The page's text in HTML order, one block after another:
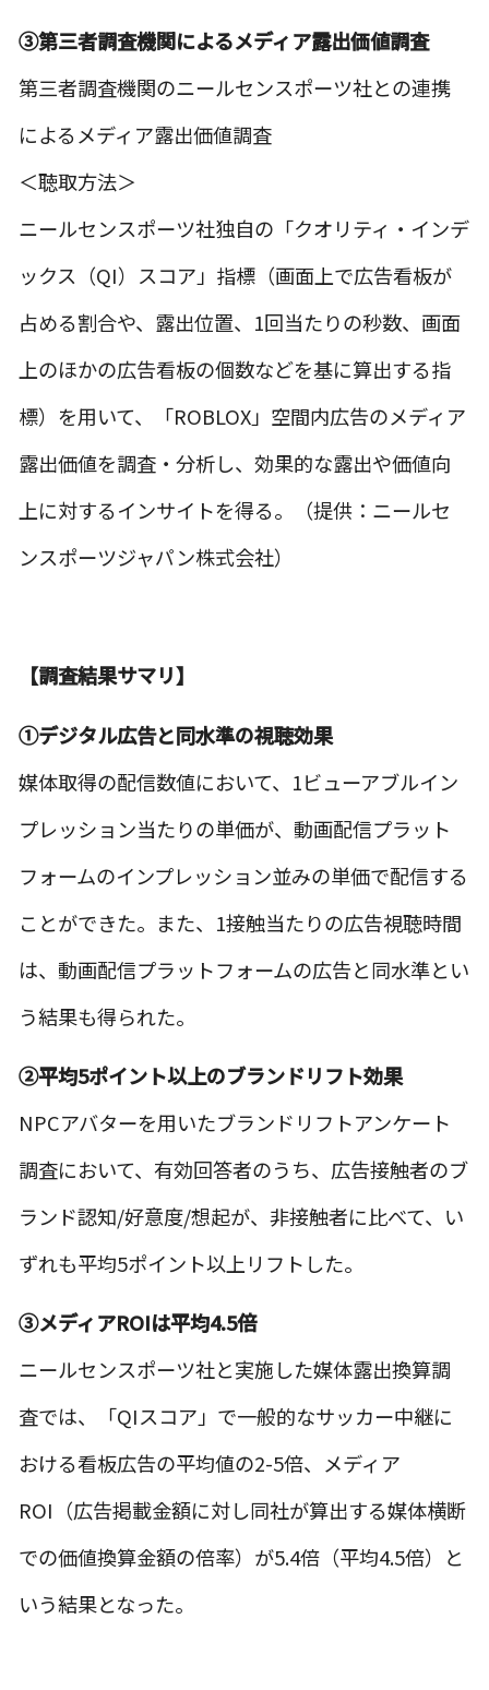
③第三者調査機関によるメディア露出価値調査
第三者調査機関のニールセンスポーツ社との連携
によるメディア露出価値調査
＜聴取方法＞
ニールセンスポーツ社独自の「クオリティ・インデ
ックス（QI）スコア」指標（画面上で広告看板が
占める割合や、露出位置、1回当たりの秒数、画面
上のほかの広告看板の個数などを基に算出する指
標）を用いて、「ROBLOX」空間内広告のメディア
露出価値を調査・分析し、効果的な露出や価値向
上に対するインサイトを得る。（提供：ニールセ
ンスポーツジャパン株式会社）
【調査結果サマリ】
①デジタル広告と同水準の視聴効果
媒体取得の配信数値において、1ビューアブルイン
プレッション当たりの単価が、動画配信プラット
フォームのインプレッション並みの単価で配信する
ことができた。また、1接触当たりの広告視聴時間
は、動画配信プラットフォームの広告と同水準とい
う結果も得られた。
②平均5ポイント以上のブランドリフト効果
NPCアバターを用いたブランドリフトアンケート
調査において、有効回答者のうち、広告接触者のブ
ランド認知/好意度/想起が、非接触者に比べて、い
ずれも平均5ポイント以上リフトした。
③メディアROIは平均4.5倍
ニールセンスポーツ社と実施した媒体露出換算調
査では、「QIスコア」で一般的なサッカー中継に
おける看板広告の平均値の2-5倍、メディア
ROI（広告掲載金額に対し同社が算出する媒体横断
での価値換算金額の倍率）が5.4倍（平均4.5倍）と
いう結果となった。